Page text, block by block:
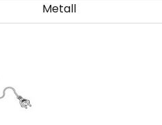
Metall